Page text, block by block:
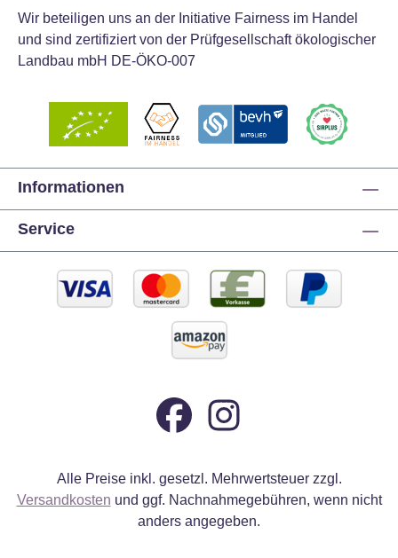
Wir beteiligen uns an der Initiative Fairness im Handel
und sind zertifiziert von der Prüfgesellschaft ökologischer
Landbau mbH DE-ÖKO-007
Informationen
Service
Alle Preise inkl. gesetzl. Mehrwertsteuer zzgl.
Versandkosten und ggf. Nachnahmegebühren, wenn nicht
anders angegeben.